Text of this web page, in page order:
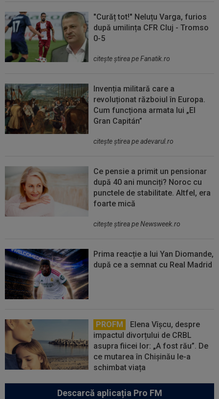
"Curăț tot!" Neluțu Varga, furios
după umilința CFR Cluj - Tromso
0-5
citeşte ştirea pe Fanatik.ro
Invenția militară care a
revoluționat războiul în Europa.
Cum funcționa armata lui „El
Gran Capitán”
citeşte ştirea pe adevarul.ro
Ce pensie a primit un pensionar
după 40 ani munciți? Noroc cu
punctele de stabilitate. Altfel, era
foarte mică
citeşte ştirea pe Newsweek.ro
Prima reacție a lui Yan Diomande,
după ce a semnat cu Real Madrid
PROFM
Elena Vîșcu, despre
impactul divorțului de CRBL
asupra fiicei lor: „A fost rău”. De
ce mutarea în Chișinău le-a
schimbat viața
Descarcă aplicația Pro FM